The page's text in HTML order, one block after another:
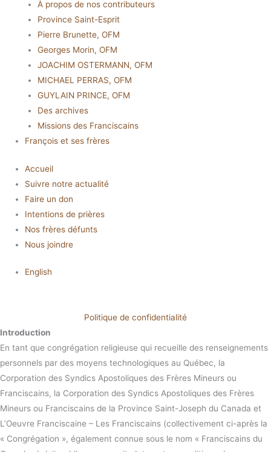
À propos de nos contributeurs
Province Saint-Esprit
Pierre Brunette, OFM
Georges Morin, OFM
JOACHIM OSTERMANN, OFM
MICHAEL PERRAS, OFM
GUYLAIN PRINCE, OFM
Des archives
Missions des Franciscains
François et ses frères
Accueil
Suivre notre actualité
Faire un don
Intentions de prières
Nos frères défunts
Nous joindre
English
Politique de confidentialité
Introduction
En tant que congrégation religieuse qui recueille des renseignements
personnels par des moyens technologiques au Québec, la
Corporation des Syndics Apostoliques des Frères Mineurs ou
Franciscains, la Corporation des Syndics Apostoliques des Frères
Mineurs ou Franciscains de la Province Saint-Joseph du Canada et
L’Oeuvre Franciscaine – Les Franciscains (collectivement ci-après la
« Congrégation », également connue sous le nom « Franciscains du